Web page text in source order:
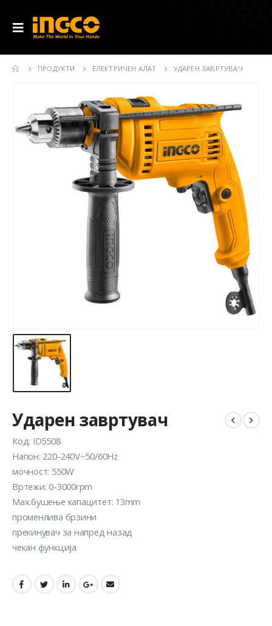
ПРОДУКТИ ЕЛЕКТРИЧЕН АЛАТ УДАРЕН ЗАВРТУВАЧ
Ударен завртувач
Код: ID5508
Напон: 220-240V~50/60Hz
мочност: 550W
Вртежи: 0-3000rpm
Max.бушење капацитет: 13mm
променлива брзини
прекинувач за напред назад
чекан функција